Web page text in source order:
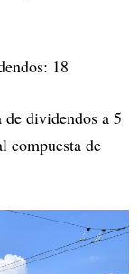
18
de dividendos a 5
compuesta de